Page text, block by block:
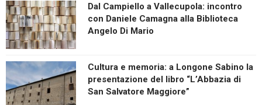
Dal Campiello a Vallecupola: incontro
con Daniele Camagna alla Biblioteca
Angelo Di Mario
Cultura e memoria: a Longone Sabino la
presentazione del libro “L’Abbazia di
San Salvatore Maggiore”